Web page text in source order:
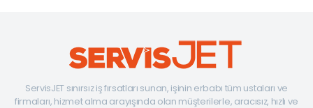
ServisJET sınırsız iş fırsatları sunan, işinin erbabı tüm ustaları ve
firmaları, hizmet alma arayışında olan müşterilerle, aracısız, hızlı ve